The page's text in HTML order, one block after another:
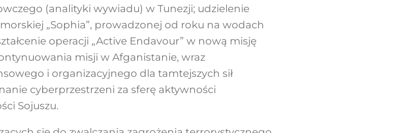
(analityki wywiadu) w Tunezji; udzielenie
„Sophia”, prowadzonej od roku na wodach
operacji „Active Endavour” w nową misję
misji w Afganistanie, wraz
i organizacyjnego dla tamtejszych sił
cyberprzestrzeni za sferę aktywności
Sojuszu.